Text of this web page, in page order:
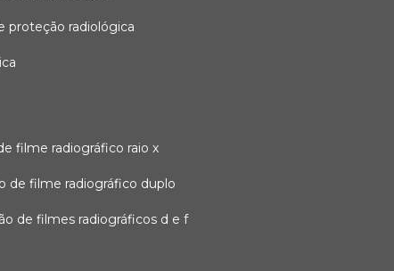
proteção radiológica
filme radiográfico raio x
de filme radiográfico duplo
de filmes radiográficos d e f